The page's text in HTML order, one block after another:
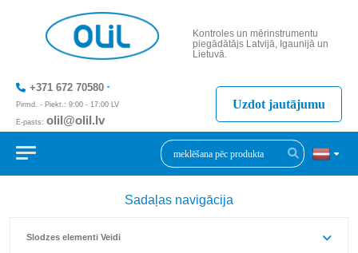
Kontroles un mērinstrumentu
piegādātājs Latvijā, Igaunijā un
Lietuvā.
+371 672 70580
Pirmd. - Piekt.: 9:00 - 17:00 LV
E-pasts: olil@olil.lv
+371 287 11411
Uzdot jautājumu
Sadaļas navigācija
Slodzes elementi Veidi